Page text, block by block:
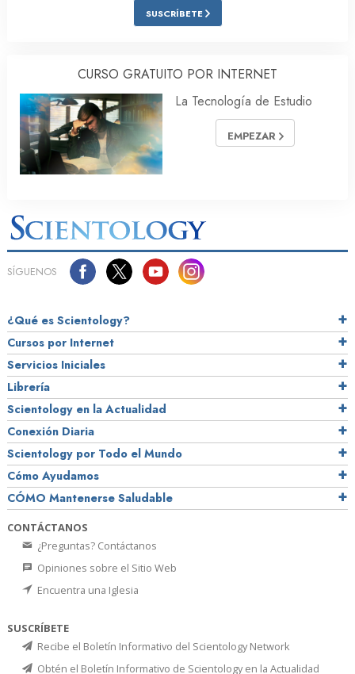
SUSCRÍBETE
CURSO GRATUITO POR INTERNET
La Tecnología de Estudio
EMPEZAR
SÍGUENOS
¿Qué es Scientology?
Cursos por Internet
Servicios Iniciales
Librería
Scientology en la Actualidad
Conexión Diaria
Scientology por Todo el Mundo
Cómo Ayudamos
CÓMO Mantenerse Saludable
CONTÁCTANOS
¿Preguntas? Contáctanos
Opiniones sobre el Sitio Web
Encuentra una Iglesia
SUSCRÍBETE
Recibe el Boletín Informativo del Scientology Network
Obtén el Boletín Informativo de Scientology en la Actualidad